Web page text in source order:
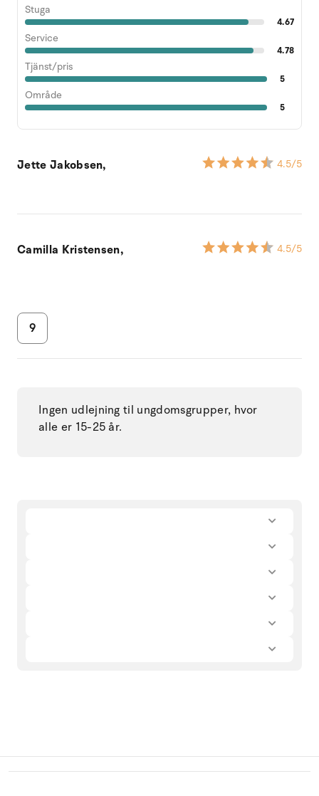
Stuga
4.67
Service
4.78
Tjänst/pris
5
Område
5
Jette Jakobsen, 4.5/5
Camilla Kristensen, 4.5/5
9
Ingen udlejning til ungdomsgrupper, hvor
alle er 15-25 år.